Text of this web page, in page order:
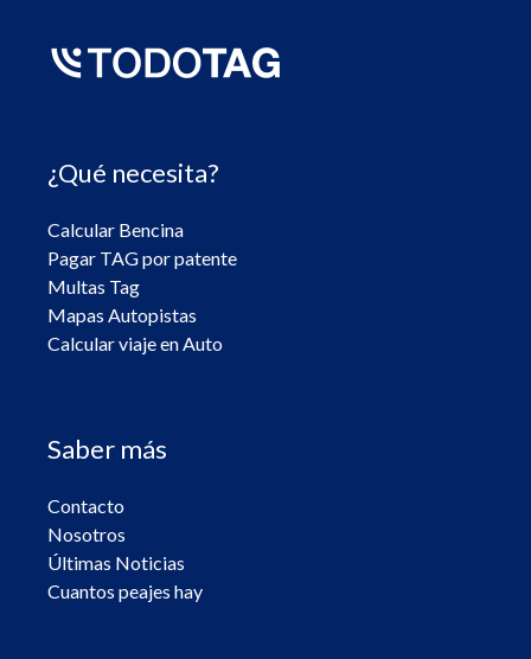
¿Qué necesita?
Calcular Bencina
Pagar TAG por patente
Multas Tag
Mapas Autopistas
Calcular viaje en Auto
Saber más
Contacto
Nosotros
Últimas Noticias
Cuantos peajes hay